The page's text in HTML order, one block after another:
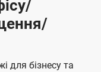
для бізнесу та